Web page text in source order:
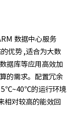
数据中心服务
优势 ,适合为大数
据库等应用高效加
的需求。配置冗余
5℃~40℃的运行环境
相对较高的能效回